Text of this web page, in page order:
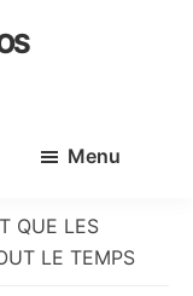
Menu
QUE LES
LE TEMPS